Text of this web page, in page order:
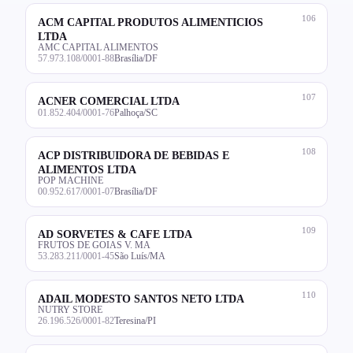
106
ACM CAPITAL PRODUTOS ALIMENTICIOS
LTDA
AMC CAPITAL ALIMENTOS
57.973.108/0001-88Brasília/DF
107
ACNER COMERCIAL LTDA
01.852.404/0001-76Palhoça/SC
108
ACP DISTRIBUIDORA DE BEBIDAS E
ALIMENTOS LTDA
POP MACHINE
00.952.617/0001-07Brasília/DF
109
AD SORVETES & CAFE LTDA
FRUTOS DE GOIAS V. MA
53.283.211/0001-45São Luís/MA
110
ADAIL MODESTO SANTOS NETO LTDA
NUTRY STORE
26.196.526/0001-82Teresina/PI